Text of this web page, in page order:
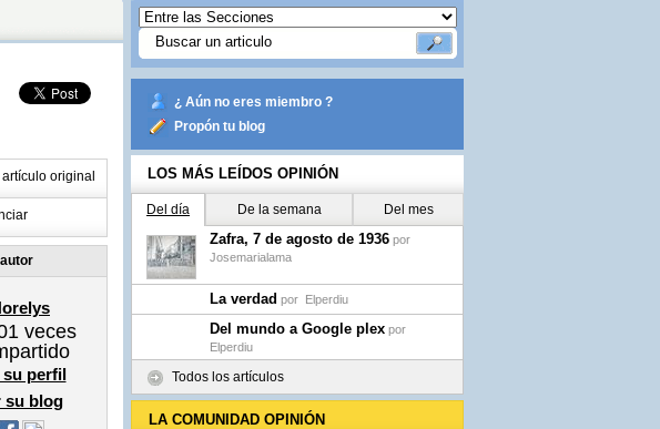
original
veces
su perfil
su blog
¿ Aún no eres miembro ?
Propón tu blog
LOS MÁS LEÍDOS OPINIÓN
Del día De la semana Del mes
Zafra, 7 de agosto de 1936 por
Josemarialama
La verdad por Elperdiu
Del mundo a Google plex por
Elperdiu
Todos los artículos
LA COMUNIDAD OPINIÓN